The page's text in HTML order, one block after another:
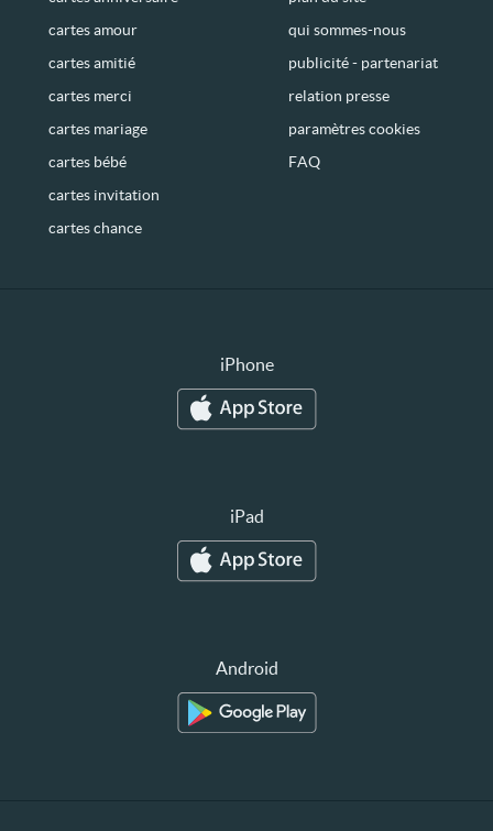
cartes amour
cartes amitié
cartes merci
cartes mariage
cartes bébé
cartes invitation
cartes chance
qui sommes-nous
publicité - partenariat
relation presse
paramètres cookies
FAQ
iPhone
iPad
Android